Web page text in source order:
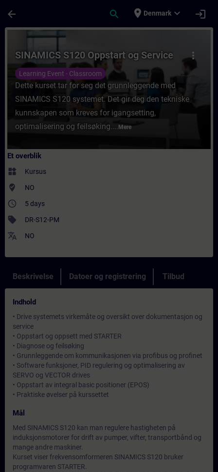
arrow_back search place Denmark expand_more login
Rute - SINAMICS S120 Oppstart og
more_vert
SINAMICS S120 Oppstart og Service
Learning Event - Classroom
Dette kurset tar for seg det grunnleggende med
SINAMICS S120 systemet. Det gir deg den tekniske
kunnskapen som kreves for igangsetting,
optimalisering og feilsøking.... Mere
Et overblik
widgets Kursus
where_to_vote NO
access_time 5 days
sell DR-S12-PM
translate NO
Beskrivelse Datoer og registrering Tilbud
Indhold
• Drive systemets virkemåte og oversikt over dokumentasjon og
service
• Oppstart og oppsett med STARTER
• Diagnose og feilsøking
• Grunnleggende om kommunikasjonen via profibus og profinet
• Software funksjoner, PID regulering og optimalisering av
SERVO og VECTOR drives
• Oppstart av integral basic positioner (EPOS)
• Praktiske øvelser på kurssettet
Mål
Med SINAMICS S120 kan man regulere hastigheten på
induksjonsmotorer for drift av pumper, vifter, transportbånd og
mange andre maskiner.
Kurset viser frekvensomformeren SINAMICS S120 bruker
programvaren STARTER.